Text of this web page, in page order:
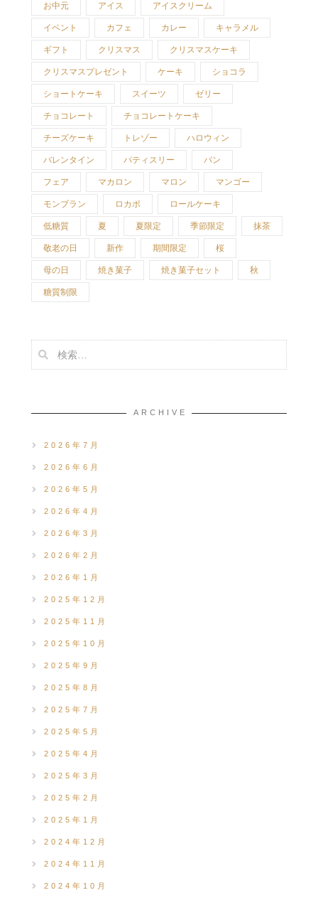
お中元 アイス アイスクリーム
イベント カフェ カレー キャラメル
ギフト クリスマス クリスマスケーキ
クリスマスプレゼント ケーキ ショコラ
ショートケーキ スイーツ ゼリー
チョコレート チョコレートケーキ
チーズケーキ トレゾー ハロウィン
バレンタイン パティスリー パン
フェア マカロン マロン マンゴー
モンブラン ロカボ ロールケーキ
低糖質 夏 夏限定 季節限定 抹茶
敬老の日 新作 期間限定 桜
母の日 焼き菓子 焼き菓子セット 秋
糖質制限
ARCHIVE
2026年7月
2026年6月
2026年5月
2026年4月
2026年3月
2026年2月
2026年1月
2025年12月
2025年11月
2025年10月
2025年9月
2025年8月
2025年7月
2025年5月
2025年4月
2025年3月
2025年2月
2025年1月
2024年12月
2024年11月
2024年10月